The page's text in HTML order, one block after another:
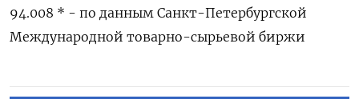
94.008 * - по данным Санкт-Петербургской
Международной товарно-сырьевой биржи